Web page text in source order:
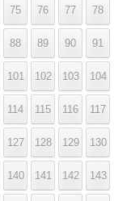
75 76 77 78
88 89 90 91
101 102 103 104
114 115 116 117
127 128 129 130
140 141 142 143